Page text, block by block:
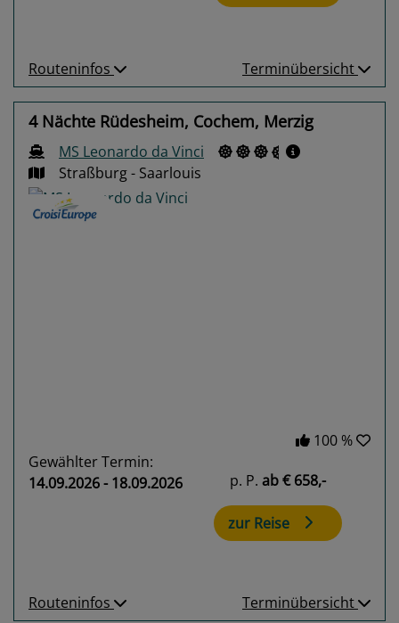
Routeninfos Terminübersicht
4 Nächte Rüdesheim, Cochem, Merzig
MS Leonardo da Vinci
Straßburg - Saarlouis
100 %
Gewählter Termin:
14.09.2026 - 18.09.2026
p. P. ab€ 658,-
zur Reise
Routeninfos Terminübersicht